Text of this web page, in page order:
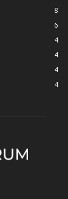
8
6
4
4
4
4